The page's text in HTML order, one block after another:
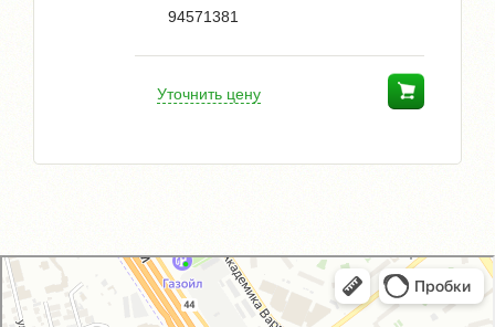
94571381
Уточнить цену
GM-City&VAG-Repair
Автосервис, автотехцентр в Москве
Магазин автозапчастей и автотоваров в Москве